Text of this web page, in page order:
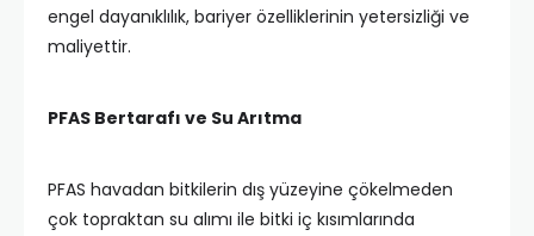
engel dayanıklılık, bariyer özelliklerinin yetersizliği ve
maliyettir.
PFAS Bertarafı ve Su Arıtma
PFAS havadan bitkilerin dış yüzeyine çökelmeden
çok topraktan su alımı ile bitki iç kısımlarında